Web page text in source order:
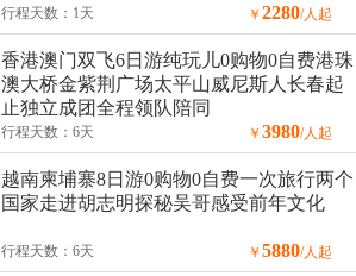
行程天数：1天 ￥ 2280/人起
香港澳门双飞6日游纯玩儿0购物0自费港珠
澳大桥金紫荆广场太平山威尼斯人长春起
止独立成团全程领队陪同
行程天数：6天 ￥ 3980/人起
越南柬埔寨8日游0购物0自费一次旅行两个
国家走进胡志明探秘吴哥感受前年文化
行程天数：6天 ￥ 5880/人起